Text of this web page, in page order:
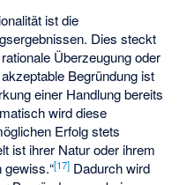
ist die
Dies steckt
Überzeugung oder
Begründung ist
einer Handlung bereits
wird diese
Erfolg stets
ist ihrer Natur oder ihrem
gewiss.“[17] Dadurch wird